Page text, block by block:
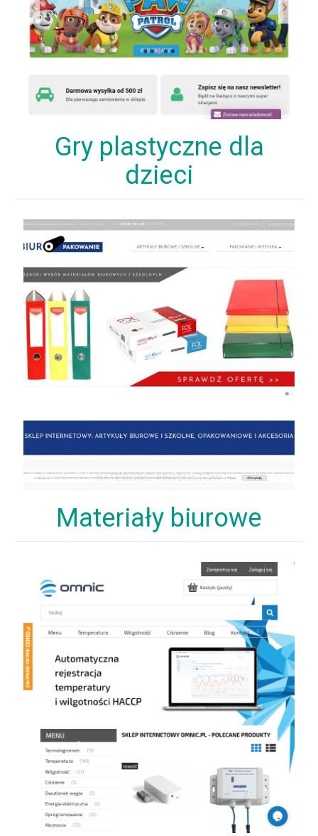
Gry plastyczne dla
dzieci
Materiały biurowe